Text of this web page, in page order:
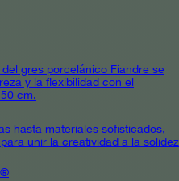
gres porcelánico Fiandre se
y la flexibilidad con el
cm.
hasta materiales sofisticados,
unir la creatividad a la solidez